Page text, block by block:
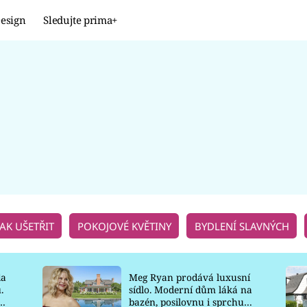
Sledujte prima+
UŠETŘIT POKOJOVÉ KVĚTINY BYDLENÍ SLAVNÝCH
Meg Ryan prodává luxusní
sídlo. Moderní dům láká na
bazén, posilovnu i sprchu